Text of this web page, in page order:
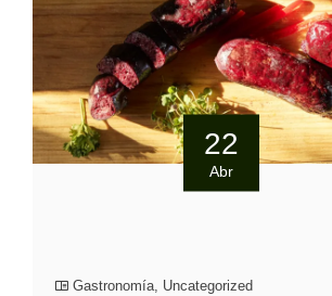
22
Abr
Gastronomía, Uncategorized